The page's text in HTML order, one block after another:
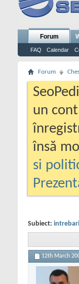
Forum
FAQ Calendar
Forum
un
însă
si
Subiect:
12th March